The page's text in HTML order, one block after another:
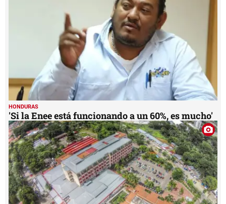
HONDURAS
'Si la Enee está funcionando a un 60%, es mucho'